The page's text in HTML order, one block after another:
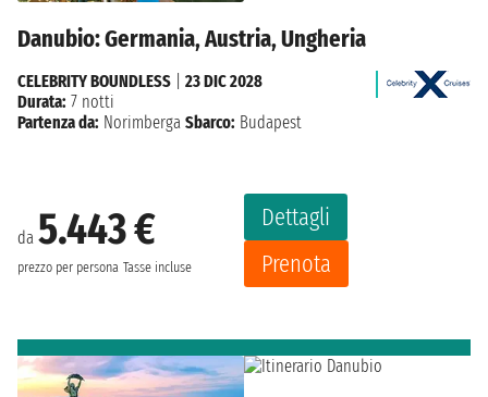
Danubio: Germania, Austria, Ungheria
da 5.443 €
prezzo per persona Tasse incluse
Dettagli
Prenota
CELEBRITY BOUNDLESS
23 DIC 2028
Durata: 7 notti
Partenza da: Norimberga Sbarco: Budapest